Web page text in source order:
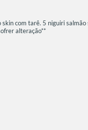
com tarê. 5 niguiri
alteração**